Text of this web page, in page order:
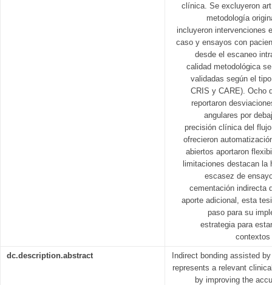
clínica. Se excluyeron
metodología
incluyeron intervenciones
caso y ensayos con
desde el escaneo
calidad metodológica
validadas según el
CRIS y CARE). Ocho
reportaron
angulares por
precisión clínica del
ofrecieron
abiertos aportaron
limitaciones destacan la
escasez de
cementación indirecta
aporte adicional, esta
paso para su
estrategia para
contextos
dc.description.abstract
Indirect bonding assisted
represents a relevant
by improving the